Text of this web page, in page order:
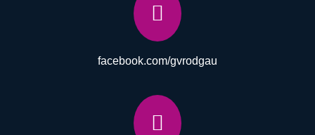

facebook.com/gvrodgau
